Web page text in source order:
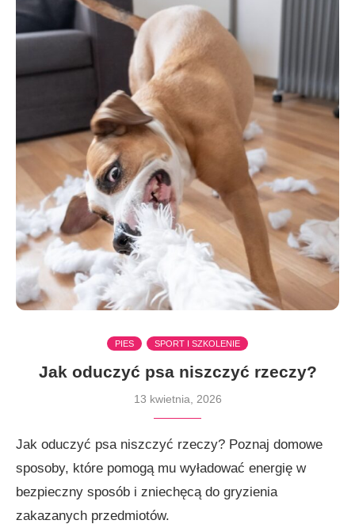
PIES SPORT I SZKOLENIE
Jak oduczyć psa niszczyć rzeczy?
13 kwietnia, 2026
Jak oduczyć psa niszczyć rzeczy? Poznaj domowe
sposoby, które pomogą mu wyładować energię w
bezpieczny sposób i zniechęcą do gryzienia
zakazanych przedmiotów.